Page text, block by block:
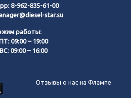
8-962-835-61-00
star.su
работы:
09:00 – 19:00
09:00 – 16:00
Отзывы о нас на Флампе